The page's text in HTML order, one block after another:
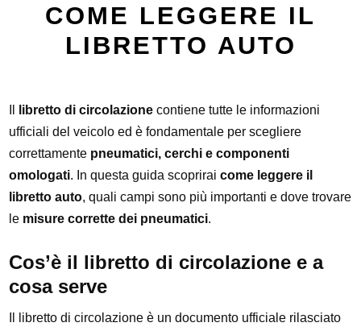
COME LEGGERE IL
LIBRETTO AUTO
libretto di circolazionecontiene tutte le informazioni
ufficiali del veicolo ed è fondamentale per scegliere
correttamente pneumatici, cerchi e componenti
omologati. In questa guida scoprirai come leggere il
libretto auto, quali campi sono più importanti e dove trovare
le misure corrette dei pneumatici.
Cos’è il libretto di circolazione e a
cosa serve
Il libretto di circolazione è un documento ufficiale rilasciato